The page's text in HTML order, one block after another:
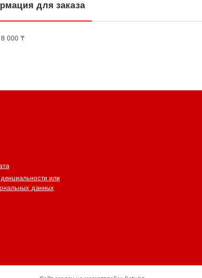
для заказа
8 000 ₸
или
данных